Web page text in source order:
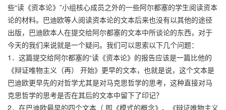
些“读《资本论》”小组核心成员之外的一些阿尔都塞的学生阅读资本
论的材料。巴迪欧等人阅读资本论的文本后来也没有以其他的途径
出版，巴迪欧本人在提交给阿尔都塞的文本中所谈论的东西，对于
今天的我们来说就是一个疑问。我们可以思索以下几个问题：
1．这篇提交给阿尔都塞的“读《资本论》的报告应该是一篇比他的
《辩证唯物主义（再） 开始》更早的文本，也就是说，这个文本是
巴迪欧更早先的对哲学尤其是对马克思哲学的思考，这种直接对马
克思哲学的思考是否在其后的文本中留下了印记？
2．在巴迪欧最早的四个文本（ 即《模式的概念》、《辩证唯物主义